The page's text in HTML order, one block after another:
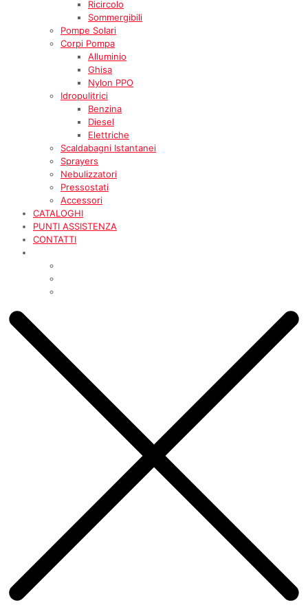
Ricircolo
Sommergibili
Pompe Solari
Corpi Pompa
Alluminio
Ghisa
Nylon PPO
Idropulitrici
Benzina
Diesel
Elettriche
Scaldabagni Istantanei
Sprayers
Nebulizzatori
Pressostati
Accessori
CATALOGHI
PUNTI ASSISTENZA
CONTATTI